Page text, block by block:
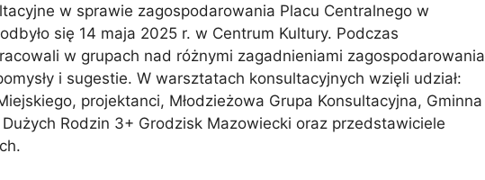
w sprawie zagospodarowania Placu Centralnego w
się 14 maja 2025 r. w Centrum Kultury. Podczas
w grupach nad różnymi zagadnieniami zagospodarowania
i sugestie. W warsztatach konsultacyjnych wzięli udział:
projektanci, Młodzieżowa Grupa Konsultacyjna, Gminna
Rodzin 3+ Grodzisk Mazowiecki oraz przedstawiciele